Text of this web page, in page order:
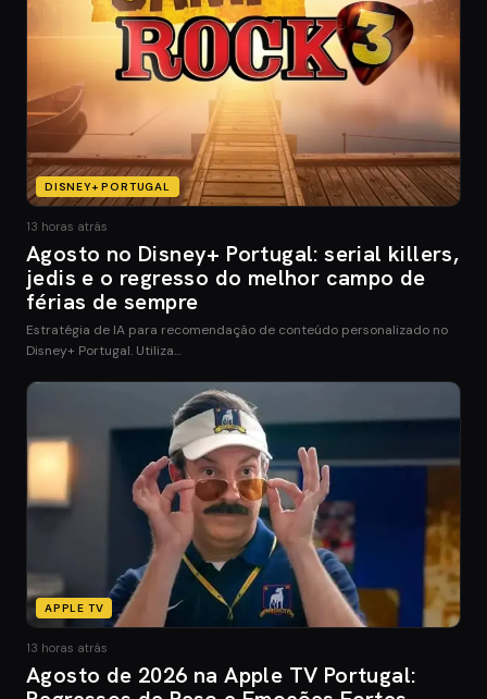
DISNEY+ PORTUGAL
13 horas atrás
Agosto no Disney+ Portugal: serial killers,
jedis e o regresso do melhor campo de
férias de sempre
Estratégia de IA para recomendação de conteúdo personalizado no
Disney+ Portugal. Utiliza…
APPLE TV
13 horas atrás
Agosto de 2026 na Apple TV Portugal: